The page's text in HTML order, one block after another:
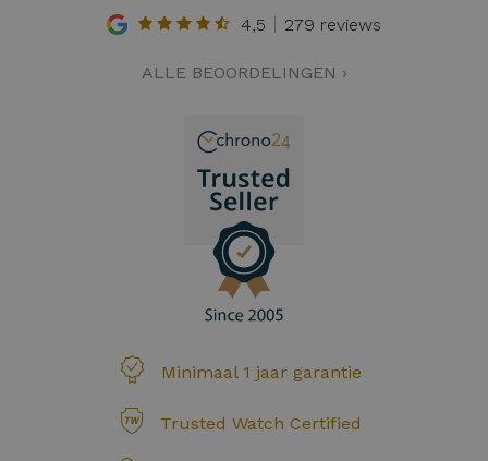
4,5 279 reviews
ALLE BEOORDELINGEN ›
Minimaal 1 jaar garantie
Trusted Watch Certified